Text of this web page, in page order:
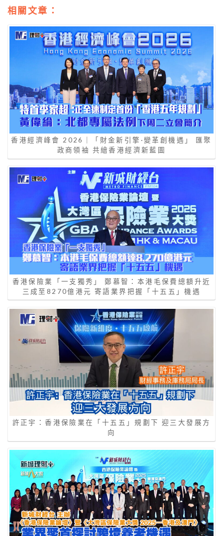
相關文章：
香港經濟峰會 2026｜「財金新引擎·變革創機遇」 匯聚
政商領袖 共繪香港經濟新藍圖
香港保險業「一支獨秀」 鄭慕智：本港毛保費總額升近
三成至8270億港元 寄語業界把握「十五五」機遇
許正宇：香港保險業在「十五五」規劃下 迎三大發展方
向